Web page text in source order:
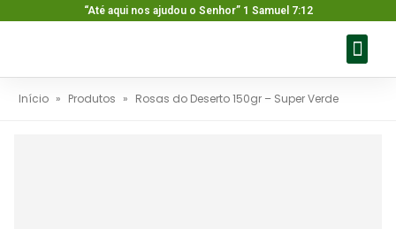
“Até aqui nos ajudou o Senhor” 1 Samuel 7:12
Início » Produtos » Rosas do Deserto 150gr – Super Verde